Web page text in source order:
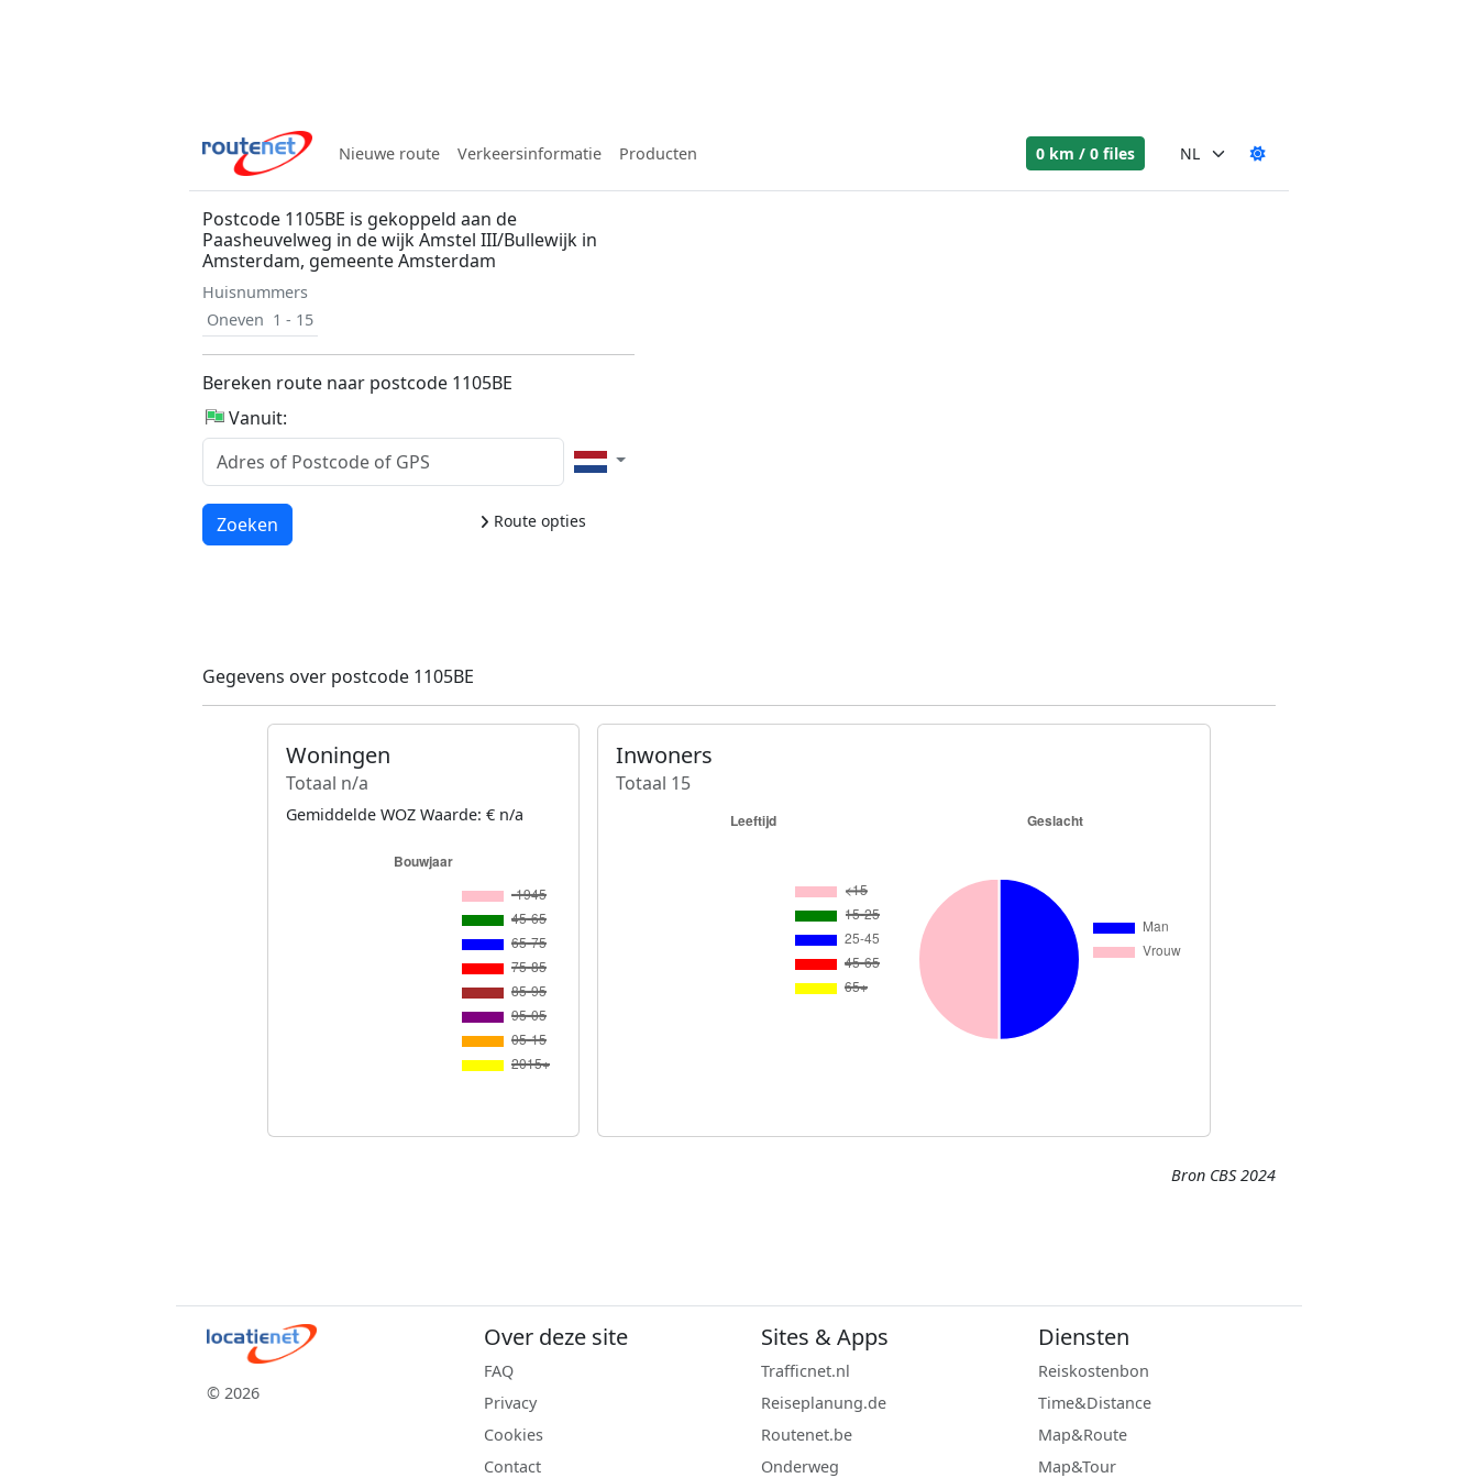
Nieuwe route Verkeersinformatie Producten 0 km / 0 files
Postcode 1105BE is gekoppeld aan de
Paasheuvelweg in de wijk Amstel III/Bullewijk in
Amsterdam, gemeente Amsterdam
Huisnummers
Oneven 1 - 15
Bereken route naar postcode 1105BE
Vanuit:
Route opties
Laden...
Zoeken
Gegevens over postcode 1105BE
Woningen
Totaal n/a
Gemiddelde WOZ Waarde: € n/a
Inwoners
Totaal 15
Bron CBS 2024
© 2026
Over deze site
FAQ
Privacy
Cookies
Contact
Sites & Apps
Trafficnet.nl
Reiseplanung.de
Routenet.be
Onderweg
Diensten
Reiskostenbon
Time&Distance
Map&Route
Map&Tour